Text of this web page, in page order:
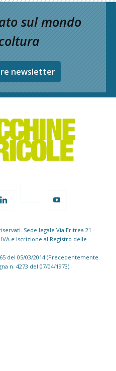
sul mondo
newsletter
Sede legale Via Eritrea 21 -
e Iscrizione al Registro delle
del 05/03/2014 (Precedentemente
n. 4273 del 07/04/1973)